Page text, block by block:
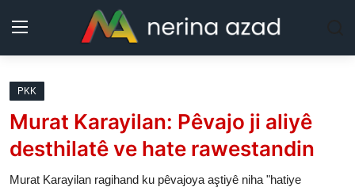
Kurdistan
Herêm
PKK
Murat Karayilan: Pêvajo ji aliyê
desthilatê ve hate rawestandin
Murat Karayilan ragihand ku pêvajoya aştiyê niha "hatiye